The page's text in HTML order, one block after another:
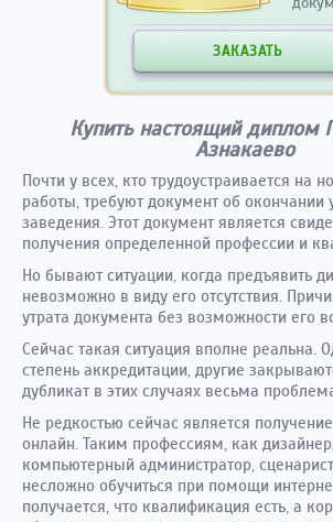
ЗАКАЗАТЬ
Купить настоящий диплом
Азнакаево
Почти у всех, кто трудоустраивается на
работы, требуют документ об окончании
заведения. Этот документ является
получения определенной профессии и
Но бывают ситуации, когда предъявить
невозможно в виду его отсутствия.
утрата документа без возможности его
Сейчас такая ситуация вполне реальна.
степень аккредитации, другие
дубликат в этих случаях весьма
Не редкостью сейчас является
онлайн. Таким профессиям, как
компьютерный администратор,
несложно обучиться при помощи
получается, что квалификация есть, а